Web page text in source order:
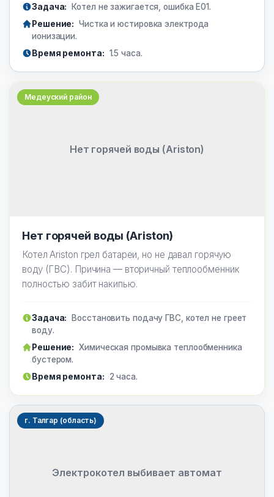
Задача:
Котел не зажигается, ошибка E01.
Решение: Чистка и юстировка электрода
ионизации.
Время ремонта: 1.5 часа.
Нет горячей воды (Ariston)
Медеуский район
Нет горячей воды (Ariston)
Котел Ariston грел батареи, но не давал горячую
воду (ГВС). Причина — вторичный теплообменник
полностью забит накипью.
Задача:
Восстановить подачу ГВС, котел не греет
воду.
Решение: Химическая промывка теплообменника
бустером.
Время ремонта:
2 часа.
Электрокотел выбивает автомат
г. Талгар (область)